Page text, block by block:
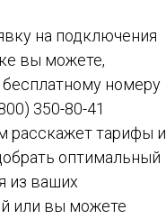
на подключения
вы можете,
номеру
350-80-41
расскажет тарифы и
оптимальный
из ваших
или вы можете